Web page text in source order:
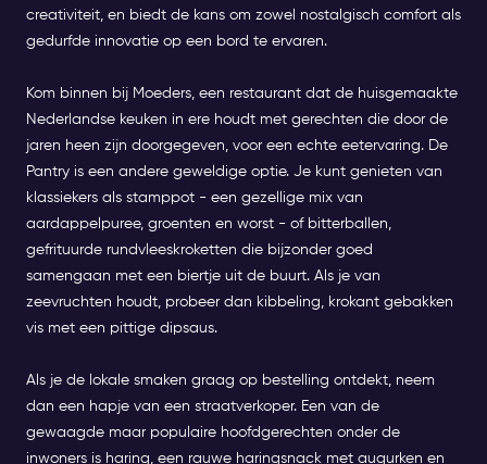
creativiteit, en biedt de kans om zowel nostalgisch comfort als
gedurfde innovatie op een bord te ervaren.
Kom binnen bij Moeders, een restaurant dat de huisgemaakte
Nederlandse keuken in ere houdt met gerechten die door de
jaren heen zijn doorgegeven, voor een echte eetervaring. De
Pantry is een andere geweldige optie. Je kunt genieten van
klassiekers als stamppot - een gezellige mix van
aardappelpuree, groenten en worst - of bitterballen,
gefrituurde rundvleeskroketten die bijzonder goed
samengaan met een biertje uit de buurt. Als je van
zeevruchten houdt, probeer dan kibbeling, krokant gebakken
vis met een pittige dipsaus.
Als je de lokale smaken graag op bestelling ontdekt, neem
dan een hapje van een straatverkoper. Een van de
gewaagde maar populaire hoofdgerechten onder de
inwoners is haring, een rauwe haringsnack met augurken en